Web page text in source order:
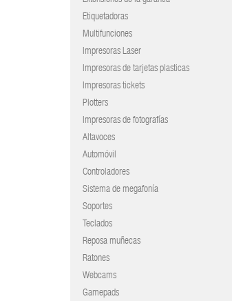
Etiquetadoras
Multifunciones
Impresoras Laser
Impresoras de tarjetas plasticas
Impresoras tickets
Plotters
Impresoras de fotografías
Altavoces
Automóvil
Controladores
Sistema de megafonía
Soportes
Teclados
Reposa muñecas
Ratones
Webcams
Gamepads